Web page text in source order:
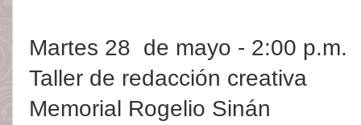
Martes 28 de mayo - 2:00 p.m.
Taller de redacción creativa
Memorial Rogelio Sinán